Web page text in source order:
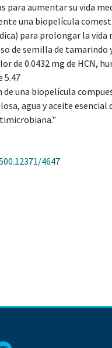
para aumentar su vida
una biopelícula
para prolongar la vida
de semilla de
de 0.0432 mg de HCN,
5.47
una biopelícula
agua y aceite
4647